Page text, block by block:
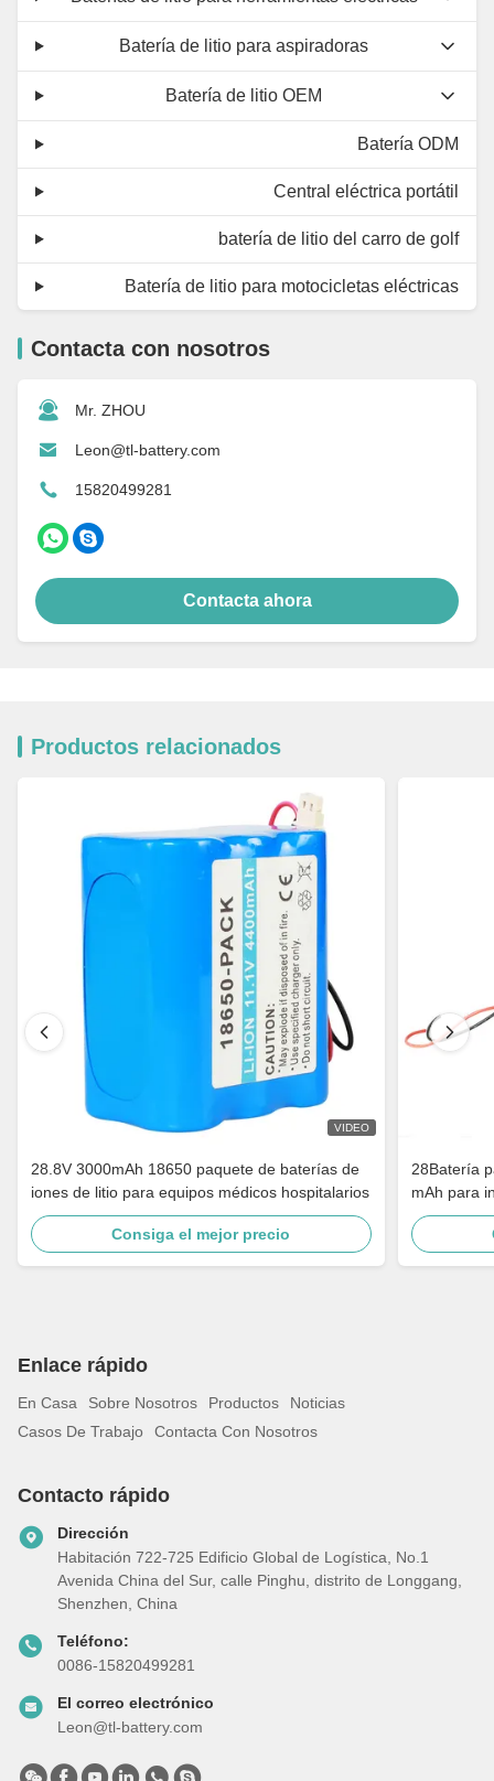
Batería de litio para aspiradoras
Batería de litio OEM
Batería ODM
Central eléctrica portátil
batería de litio del carro de golf
Batería de litio para motocicletas eléctricas
Contacta con nosotros
Mr. ZHOU
Leon@tl-battery.com
15820499281
Contacta ahora
Productos relacionados
VIDEO
28.8V 3000mAh 18650 paquete de baterías de
iones de litio para equipos médicos hospitalarios
Consiga el mejor precio
28Batería
mAh para
Enlace rápido
En Casa Sobre Nosotros Productos
Noticias
Casos De Trabajo
Contacta Con Nosotros
Contacto rápido
Dirección
Habitación 722-725 Edificio Global de Logística, No.1
Avenida China del Sur, calle Pinghu, distrito de Longgang,
Shenzhen, China
Teléfono:
0086-15820499281
El correo electrónico
Leon@tl-battery.com